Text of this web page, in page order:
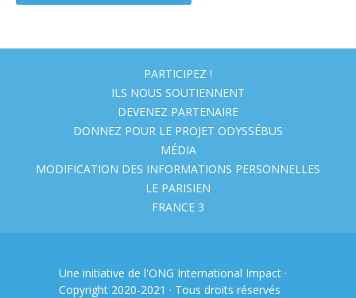
PARTICIPEZ !
ILS NOUS SOUTIENNENT
DEVENEZ PARTENAIRE
DONNEZ POUR LE PROJET ODYSSÉBUS
MÉDIA
MODIFICATION DES INFORMATIONS PERSONNELLES
LE PARISIEN
FRANCE 3
Une initiative de l'ONG International Impact ·
Copyright 2020-2021 · Tous droits réservés